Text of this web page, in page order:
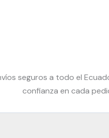
seguros a todo el
confianza en cada